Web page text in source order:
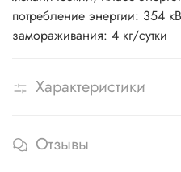
потребление энергии: 354
замораживания: 4 кг/сутки
Характеристики
Отзывы